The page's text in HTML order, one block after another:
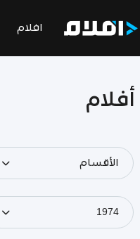
افلام
أفلام
الأقسام
1974